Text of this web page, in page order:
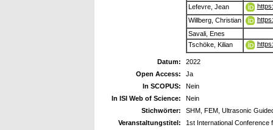
Lefevre, Jean
Willberg, Christian
Savali, Enes
Tschöke, Kilian
Datum:
2022
Open Access:
Ja
In SCOPUS:
Nein
In ISI Web of Science:
Nein
Stichwörter:
SHM, FEM, Ultrasonic
Veranstaltungstitel:
1st International Conference